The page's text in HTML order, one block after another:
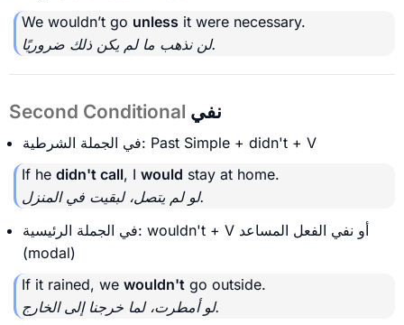
We wouldn’t go unless it were necessary.
لن نذهب ما لم يكن ذلك ضروريًا.
Second Conditional نفي
في الجملة الشرطية: Past Simple + didn't + V
If he didn't call, I would stay at home.
لو لم يتصل، لبقيت في المنزل.
في الجملة الرئيسية: wouldn't + V أو نفي الفعل المساعد
(modal)
If it rained, we wouldn't go outside.
لو أمطرت، لما خرجنا إلى الخارج.